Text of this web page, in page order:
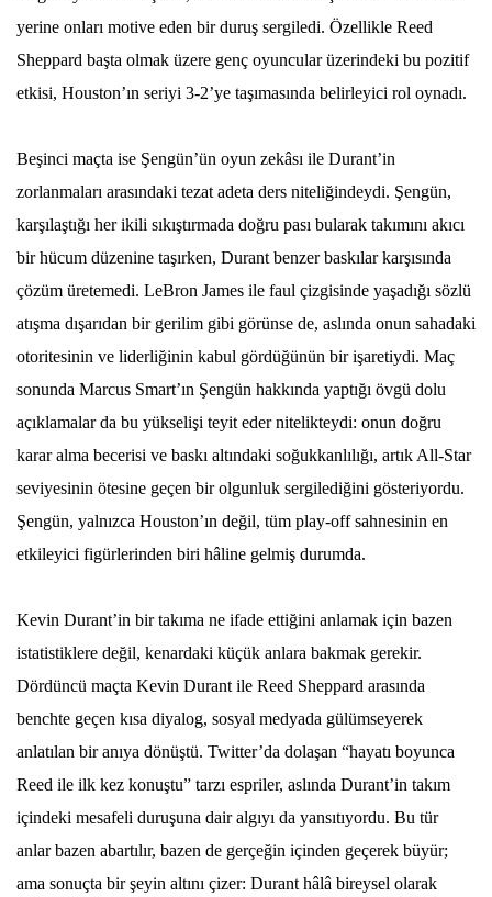
yerine onları motive eden bir duruş sergiledi. Özellikle Reed
Sheppard başta olmak üzere genç oyuncular üzerindeki bu pozitif
etkisi, Houston’ın seriyi 3-2’ye taşımasında belirleyici rol oynadı.
Beşinci maçta ise Şengün’ün oyun zekâsı ile Durant’in
zorlanmaları arasındaki tezat adeta ders niteliğindeydi. Şengün,
karşılaştığı her ikili sıkıştırmada doğru pası bularak takımını akıcı
bir hücum düzenine taşırken, Durant benzer baskılar karşısında
çözüm üretemedi. LeBron James ile faul çizgisinde yaşadığı sözlü
atışma dışarıdan bir gerilim gibi görünse de, aslında onun sahadaki
otoritesinin ve liderliğinin kabul gördüğünün bir işaretiydi. Maç
sonunda Marcus Smart’ın Şengün hakkında yaptığı övgü dolu
açıklamalar da bu yükselişi teyit eder nitelikteydi: onun doğru
karar alma becerisi ve baskı altındaki soğukkanlılığı, artık All-Star
seviyesinin ötesine geçen bir olgunluk sergilediğini gösteriyordu.
Şengün, yalnızca Houston’ın değil, tüm play-off sahnesinin en
etkileyici figürlerinden biri hâline gelmiş durumda.
Kevin Durant’in bir takıma ne ifade ettiğini anlamak için bazen
istatistiklere değil, kenardaki küçük anlara bakmak gerekir.
Dördüncü maçta Kevin Durant ile Reed Sheppard arasında
benchte geçen kısa diyalog, sosyal medyada gülümseyerek
anlatılan bir anıya dönüştü. Twitter’da dolaşan “hayatı boyunca
Reed ile ilk kez konuştu” tarzı espriler, aslında Durant’in takım
içindeki mesafeli duruşuna dair algıyı da yansıtıyordu. Bu tür
anlar bazen abartılır, bazen de gerçeğin içinden geçerek büyür;
ama sonuçta bir şeyin altını çizer: Durant hâlâ bireysel olarak